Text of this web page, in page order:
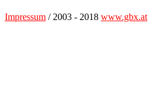
Impressum / 2003 - 2018 www.gbx.at